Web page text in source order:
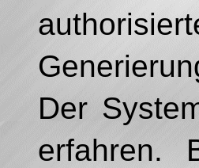
Der
erfahren.